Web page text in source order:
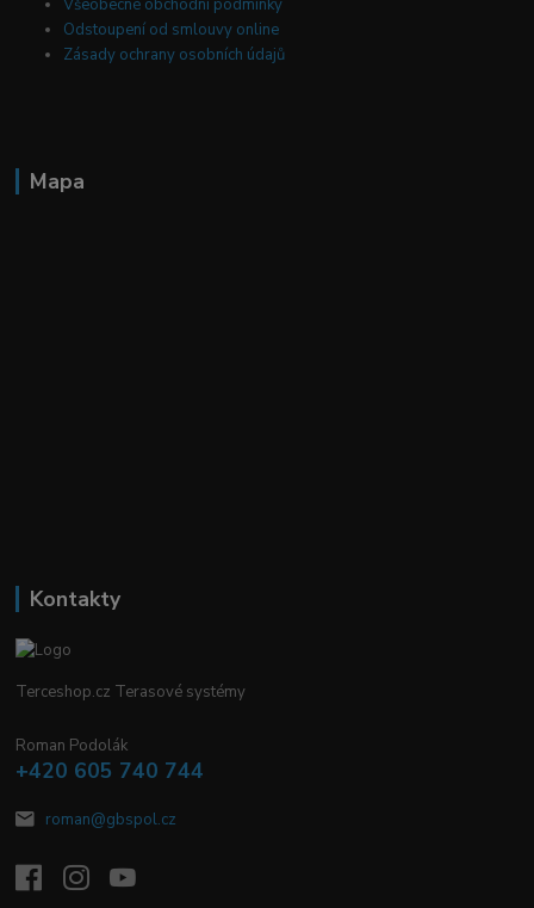
Všeobecné obchodní podmínky
Odstoupení od smlouvy online
Zásady ochrany osobních údajů
Mapa
Kontakty
Terceshop.cz Terasové systémy
Roman Podolák
+420 605 740 744
roman@gbspol.cz